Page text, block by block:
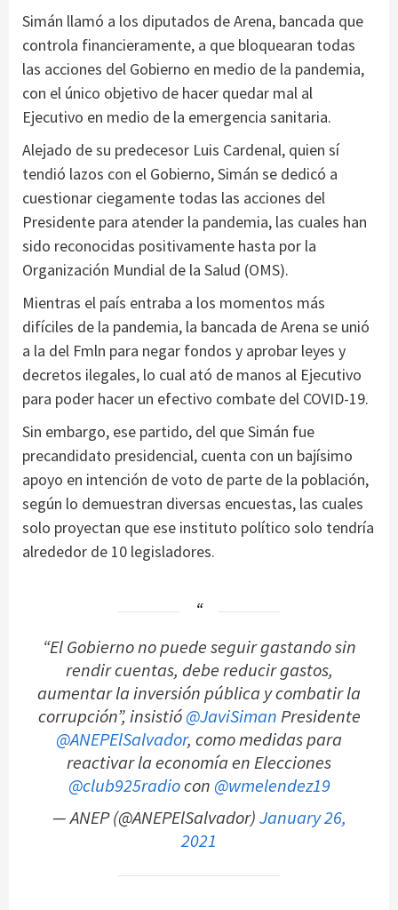
Simán llamó a los diputados de Arena, bancada que
controla financieramente, a que bloquearan todas
las acciones del Gobierno en medio de la pandemia,
con el único objetivo de hacer quedar mal al
Ejecutivo en medio de la emergencia sanitaria.
Alejado de su predecesor Luis Cardenal, quien sí
tendió lazos con el Gobierno, Simán se dedicó a
cuestionar ciegamente todas las acciones del
Presidente para atender la pandemia, las cuales han
sido reconocidas positivamente hasta por la
Organización Mundial de la Salud (OMS).
Mientras el país entraba a los momentos más
difíciles de la pandemia, la bancada de Arena se unió
a la del Fmln para negar fondos y aprobar leyes y
decretos ilegales, lo cual ató de manos al Ejecutivo
para poder hacer un efectivo combate del COVID-19.
Sin embargo, ese partido, del que Simán fue
precandidato presidencial, cuenta con un bajísimo
apoyo en intención de voto de parte de la población,
según lo demuestran diversas encuestas, las cuales
solo proyectan que ese instituto político solo tendría
alrededor de 10 legisladores.
“El Gobierno no puede seguir gastando sin
rendir cuentas, debe reducir gastos,
aumentar la inversión pública y combatir la
corrupción”, insistió@JaviSimanPresidente
@ANEPElSalvador, como medidas para
reactivar la economía en Elecciones
@club925radiocon @wmelendez19
— ANEP (@ANEPElSalvador)January 26,
2021